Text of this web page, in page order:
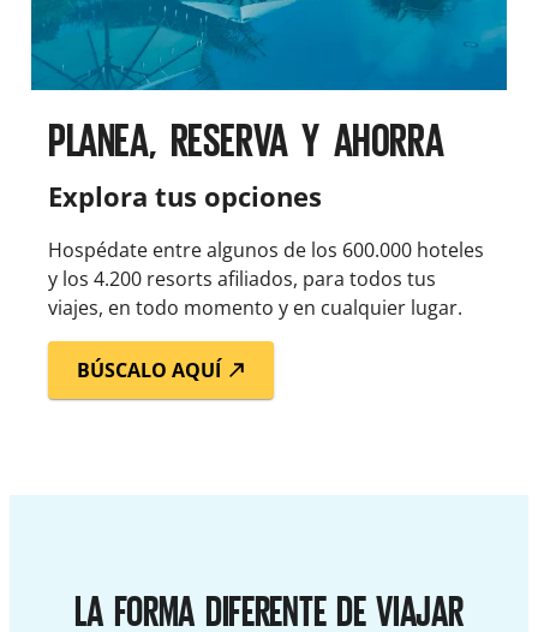
PLANEA, RESERVA Y AHORRA
Explora tus opciones
Hospédate entre algunos de los 600.000 hoteles
y los 4.200 resorts afiliados, para todos tus
viajes, en todo momento y en cualquier lugar.
BÚSCALO AQUÍ
LA FORMA DIFERENTE DE VIAJAR